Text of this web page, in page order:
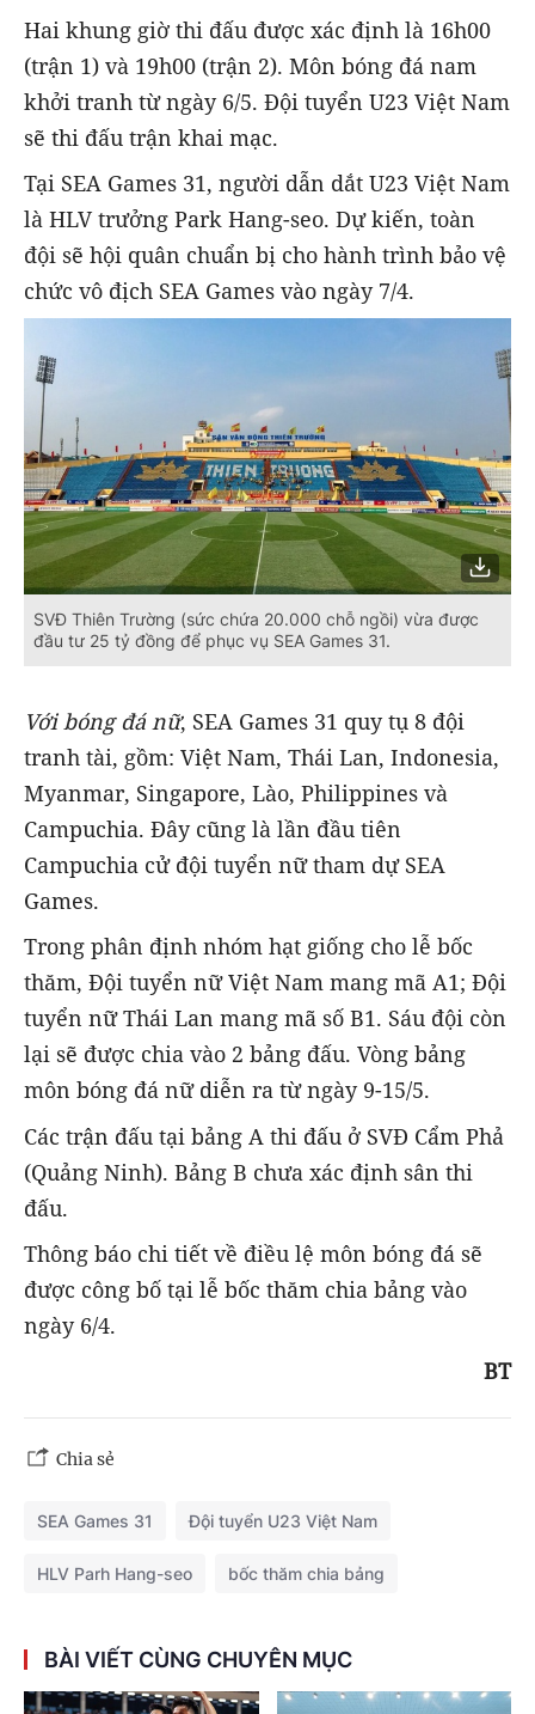
Hai khung giờ thi đấu được xác định là 16h00
(trận 1) và 19h00 (trận 2). Môn bóng đá nam
khởi tranh từ ngày 6/5. Đội tuyển U23 Việt Nam
sẽ thi đấu trận khai mạc.
Tại SEA Games 31, người dẫn dắt U23 Việt Nam
là HLV trưởng Park Hang-seo. Dự kiến, toàn
đội sẽ hội quân chuẩn bị cho hành trình bảo vệ
chức vô địch SEA Games vào ngày 7/4.
SVĐ Thiên Trường (sức chứa 20.000 chỗ ngồi) vừa được
đầu tư 25 tỷ đồng để phục vụ SEA Games 31.
Với bóng đá nữ, SEA Games 31 quy tụ 8 đội
tranh tài, gồm: Việt Nam, Thái Lan, Indonesia,
Myanmar, Singapore, Lào, Philippines và
Campuchia. Đây cũng là lần đầu tiên
Campuchia cử đội tuyển nữ tham dự SEA
Games.
Trong phân định nhóm hạt giống cho lễ bốc
thăm, Đội tuyển nữ Việt Nam mang mã A1; Đội
tuyển nữ Thái Lan mang mã số B1. Sáu đội còn
lại sẽ được chia vào 2 bảng đấu. Vòng bảng
môn bóng đá nữ diễn ra từ ngày 9-15/5.
Các trận đấu tại bảng A thi đấu ở SVĐ Cẩm Phả
(Quảng Ninh). Bảng B chưa xác định sân thi
đấu.
Thông báo chi tiết về điều lệ môn bóng đá sẽ
được công bố tại lễ bốc thăm chia bảng vào
ngày 6/4.
BT
Chia sẻ
SEA Games 31 Đội tuyển U23 Việt Nam
HLV Parh Hang-seo bốc thăm chia bảng
BÀI VIẾT CÙNG CHUYÊN MỤC